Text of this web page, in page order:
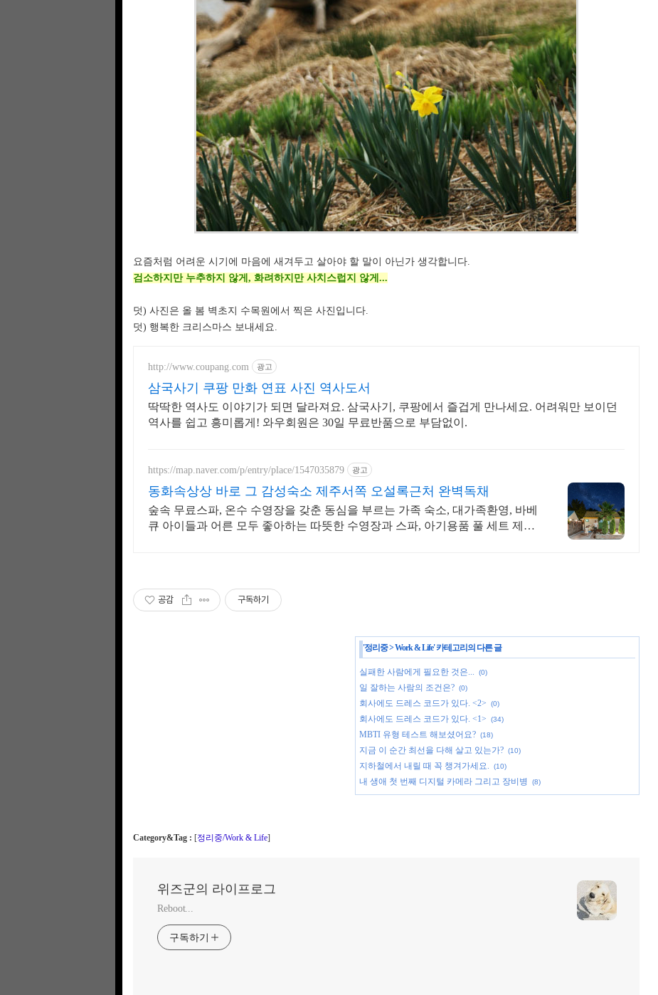
요즘처럼 어려운 시기에 마음에 새겨두고 살아야 할 말이 아닌가 생각합니다.
검소하지만 누추하지 않게, 화려하지만 사치스럽지 않게...
덧) 사진은 올 봄 벽초지 수목원에서 찍은 사진입니다.
덧) 행복한 크리스마스 보내세요.
http://www.coupang.com 광고
삼국사기 쿠팡 만화 연표 사진 역사도서
딱딱한 역사도 이야기가 되면 달라져요. 삼국사기, 쿠팡에서 즐겁게 만나세요. 어려워만 보이던
역사를 쉽고 흥미롭게! 와우회원은 30일 무료반품으로 부담없이.
https://map.naver.com/p/entry/place/1547035879 광고
동화속상상 바로 그 감성숙소 제주서쪽 오설록근처 완벽독채
숲속 무료스파, 온수 수영장을 갖춘 동심을 부르는 가족 숙소, 대가족환영, 바베
큐 아이들과 어른 모두 좋아하는 따뜻한 수영장과 스파, 아기용품 풀 세트 제공,
공감 구독하기
'정리중>Work & Life' 카테고리의 다른 글
실패한 사람에게 필요한 것은... (0)
일 잘하는 사람의 조건은? (0)
회사에도 드레스 코드가 있다. <2> (0)
회사에도 드레스 코드가 있다. <1> (34)
MBTI 유형 테스트 해보셨어요? (18)
지금 이 순간 최선을 다해 살고 있는가? (10)
지하철에서 내릴 때 꼭 챙겨가세요. (10)
내 생애 첫 번째 디지털 카메라 그리고 장비병 (8)
Category&Tag : [정리중/Work & Life]
위즈군의 라이프로그
Reboot...
구독하기